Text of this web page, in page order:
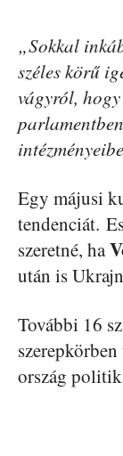
„Sokkal
széles körű
vágyról,
Egy májusi
tendenciát.
szeretné, ha
után is
További 16
ország